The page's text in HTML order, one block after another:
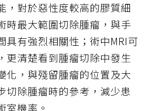
，對於惡性度較高的膠質細
時最大範圍切除腫瘤，與手
具有強烈相關性；術中MRI可
更清楚看到腫瘤切除中發生
化，與殘留腫瘤的位置及大
切除腫瘤時的參考，減少患
室機率。